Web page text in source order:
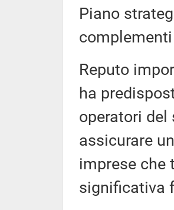
Piano
Reputo
ha
operatori
assicurare
imprese che
significativa